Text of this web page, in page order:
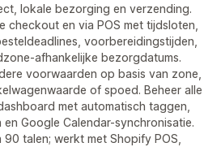
lokale bezorging en verzending.
checkout en via POS met tijdsloten,
voorbereidingstijden,
afhankelijke bezorgdatums.
voorwaarden op basis van zone,
of spoed. Beheer alle
met automatisch taggen,
Google Calendar-synchronisatie.
talen; werkt met Shopify POS,